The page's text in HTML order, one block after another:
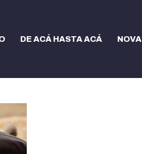
DE ACÁ HASTA ACÁ NOVA